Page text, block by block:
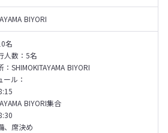
BIYORI
名
人数：5名
：SHIMOKITAYAMA BIYORI
ール：
BIYORI集合
、席決め